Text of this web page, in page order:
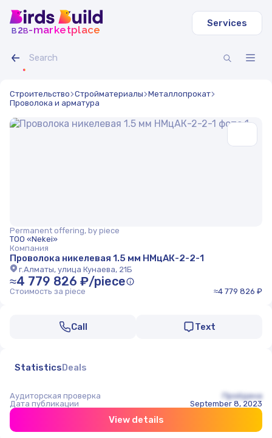
b2b-marketplace
Services
Строительство Стройматериалы Металлопрокат
Проволока и арматура
Permanent offering, by piece
ТОО «Nekei»
Компания
Проволока никелевая 1.5 мм НМцАК-2-2-1
г.Алматы, улица Кунаева, 21Б
≈4 779 826 ₽/piece
Стоимость за piece ≈4 779 826 ₽
Call Text
StatisticsDeals
Аудиторская проверка
Пройдена
Дата публикации
September 8, 2023
View details